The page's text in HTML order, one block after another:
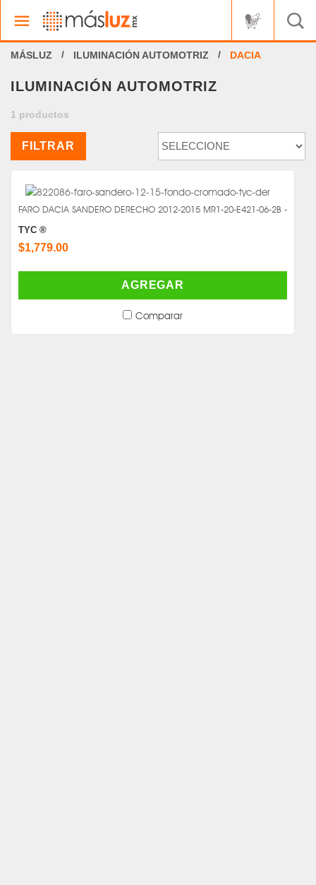
ILUMINACIÓN AUTOMOTRIZ DACIA
ILUMINACIÓN AUTOMOTRIZ
1 productos
FILTRAR
FARO DACIA SANDERO DERECHO 2012-2015 MR1-20-E421-06-2B -
TYC ®
$1,779.00
AGREGAR
Comparar